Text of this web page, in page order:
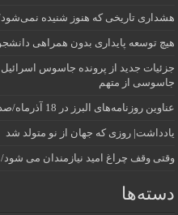
هشداری تاریخی که هنوز شنیده
هیچ توسعه پایداری بدون همراهی
جزئیات جدید از پرونده جاسوس
جاسوسی از متهم
عناوین روزنامه‌های البرز در ‌18 آذرماه/صدرنشینی در ارائه خدمات زایمان بی‌درد
یادداشت| روزی که جهان از نو متولد شد
وقتی وقف چراغ امید نیازمندان می شود/
دسته‌ها